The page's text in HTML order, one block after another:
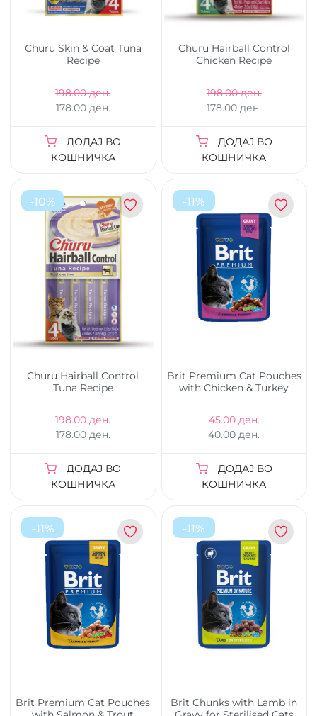
Churu Skin & Coat Tuna
Recipe
198.00 ден.
178.00 ден.
ДОДАЈ ВО
КОШНИЧКА
Churu Hairball Control
Chicken Recipe
198.00 ден.
178.00 ден.
ДОДАЈ ВО
КОШНИЧКА
-10%
Churu Hairball Control
Tuna Recipe
198.00 ден.
178.00 ден.
ДОДАЈ ВО
КОШНИЧКА
-11%
Brit Premium Cat Pouches
with Chicken & Turkey
45.00 ден.
40.00 ден.
ДОДАЈ ВО
КОШНИЧКА
-11%
Brit Premium Cat Pouches
-11%
Brit Chunks with Lamb in